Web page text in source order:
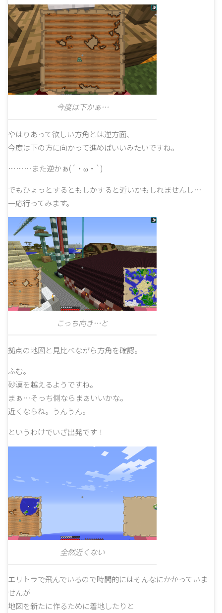
今度は下かぁ…
やはりあって欲しい方角とは逆方面、
今度は下の方に向かって進めばいいみたいですね。
………また逆かぁ(´・ω・`)
でもひょっとするともしかすると近いかもしれませんし…
一応行ってみます。
こっち向き…と
拠点の地図と見比べながら方角を確認。
ふむ。
砂漠を越えるようですね。
まぁ…そっち側ならまぁいいかな。
近くならね。うんうん。
というわけでいざ出発です！
全然近くない
エリトラで飛んでいるので時間的にはそんなにかかっていま
せんが
地図を新たに作るために着地したりと